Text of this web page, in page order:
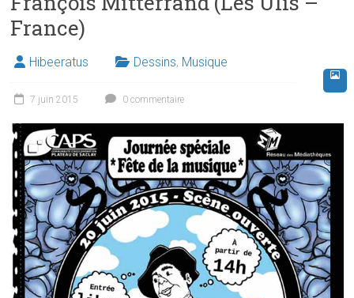
France)
Hibeeratus Dessins, Musique
7 juin 2015 0 commentaire